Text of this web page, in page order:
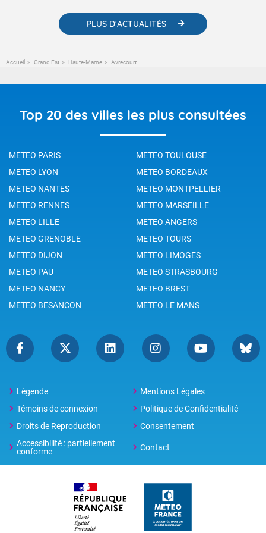
PLUS D'ACTUALITÉS
Accueil Grand Est Haute-Marne Avrecourt
Top 20 des villes les plus consultées
METEO PARIS
METEO TOULOUSE
METEO LYON
METEO BORDEAUX
METEO NANTES
METEO MONTPELLIER
METEO RENNES
METEO MARSEILLE
METEO LILLE
METEO ANGERS
METEO GRENOBLE
METEO TOURS
METEO DIJON
METEO LIMOGES
METEO PAU
METEO STRASBOURG
METEO NANCY
METEO BREST
METEO BESANCON
METEO LE MANS
Légende
Mentions Légales
Témoins de connexion
Politique de Confidentialité
Droits de Reproduction
Consentement
Accessibilité : partiellement
conforme
Contact